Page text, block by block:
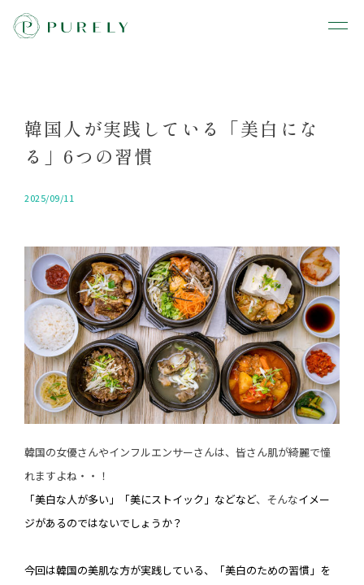
韓国人が実践している「美白にな
る」6つの習慣
2025/09/11
韓国の女優さんやインフルエンサーさんは、皆さん肌が綺麗で憧
れますよね・・！
「美白な人が多い」「美にストイック」などなど、そんなイメー
ジがあるのではないでしょうか？
今回は韓国の美肌な方が実践している、「美白のための習慣」を